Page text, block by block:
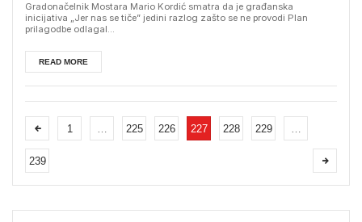
Gradonačelnik Mostara Mario Kordić smatra da je građanska
inicijativa „Jer nas se tiče” jedini razlog zašto se ne provodi Plan
prilagodbe odlagal...
READ MORE
1 … 225 226 227 228 229 …
239